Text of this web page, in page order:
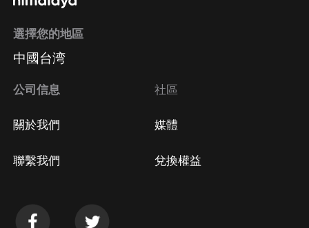
選擇您的地區
中國台湾
公司信息
關於我們
聯繫我們
社區
媒體
兌換權益